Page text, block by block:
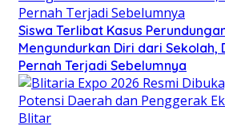
Siswa Terlibat Kasus
Mengundurkan Diri dari Sekolah,
Pernah Terjadi Sebelumnya